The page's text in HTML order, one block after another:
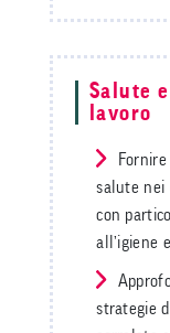
Salute
lavoro
salute nei
con
all’igiene
strategie